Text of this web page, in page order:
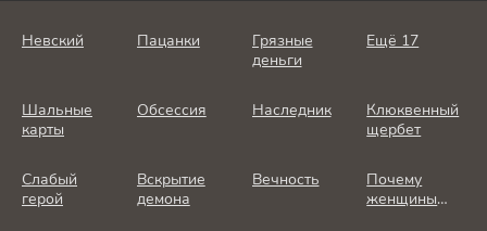
Невский Пацанки
Грязные
деньги
Ещё 17
Шальные
карты
Обсессия Наследник
Клюквенный
щербет
Слабый
герой
Вскрытие
демона
Вечность
Почему
женщины